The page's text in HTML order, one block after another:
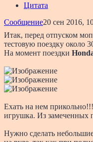
Цитата
Сообщение20 сен 2016,
Итак, перед отпуском
тестовую поездку около
На момент поездки
Ехать на нем
игрушка. Из замеченных
Нужно сделать